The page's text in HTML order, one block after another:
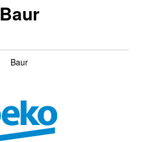
Baur
Baur